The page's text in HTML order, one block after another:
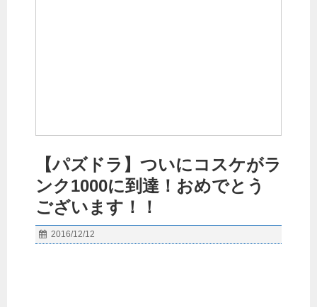
【パズドラ】ついにコスケがラ
ンク1000に到達！おめでとう
ございます！！
2016/12/12